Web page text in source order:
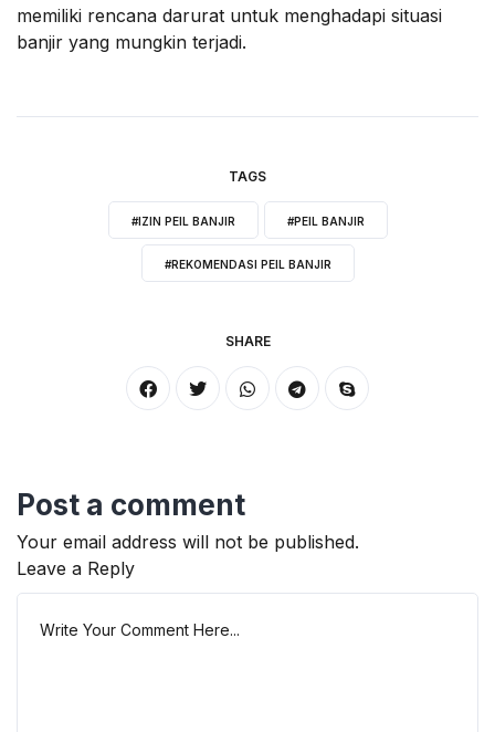
memiliki rencana darurat untuk menghadapi situasi
banjir yang mungkin terjadi.
TAGS
#IZIN PEIL BANJIR #PEIL BANJIR
#REKOMENDASI PEIL BANJIR
SHARE
Post a comment
Your email address will not be published.
Leave a Reply